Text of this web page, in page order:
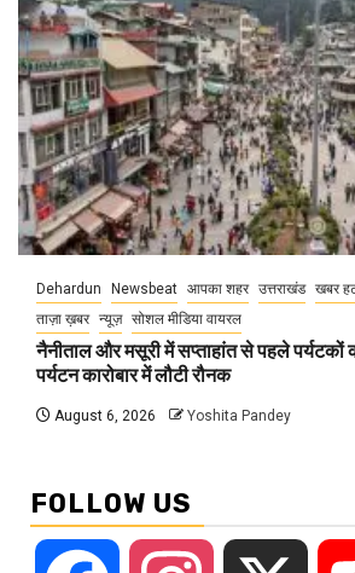
Dehardun Newsbeat आपका शहर उत्तराखंड खबर
ताज़ा ख़बर न्यूज़ सोशल मीडिया वायरल
नैनीताल और मसूरी में सप्ताहांत से पहले पर्यटकों
पर्यटन कारोबार में लौटी रौनक
August 6, 2026 Yoshita Pandey
FOLLOW US